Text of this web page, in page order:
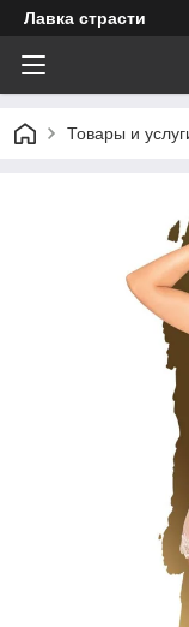
Лавка страсти
Товары и